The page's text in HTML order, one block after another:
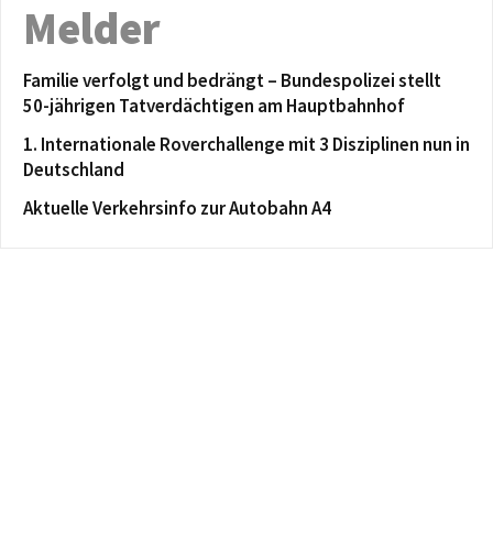
Melder
Familie verfolgt und bedrängt – Bundespolizei stellt
50-jährigen Tatverdächtigen am Hauptbahnhof
1. Internationale Roverchallenge mit 3 Disziplinen nun in
Deutschland
Aktuelle Verkehrsinfo zur Autobahn A4